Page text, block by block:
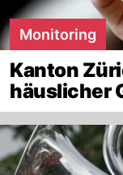
Monitoring
Kanton
häuslicher